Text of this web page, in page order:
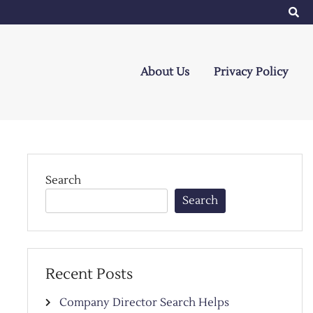
About Us Privacy Policy
Search
Search
Recent Posts
Company Director Search Helps